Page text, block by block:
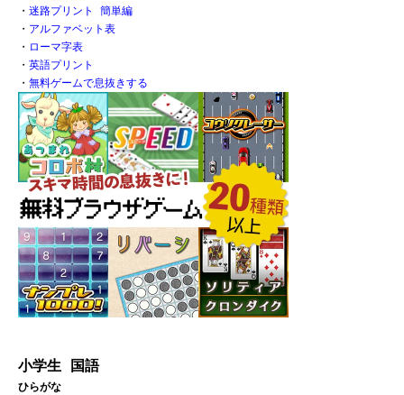
・ 迷路プリント 簡単編
・ アルファベット表
・ ローマ字表
・ 英語プリント
・ 無料ゲームで息抜きする
小学生 国語
ひらがな